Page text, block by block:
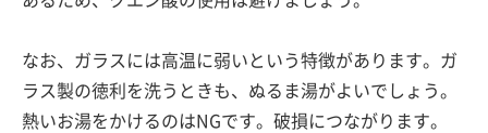
なお、ガラスには高温に弱いという特徴があります。ガ
ラス製の徳利を洗うときも、ぬるま湯がよいでしょう。
熱いお湯をかけるのはNGです。破損につながります。